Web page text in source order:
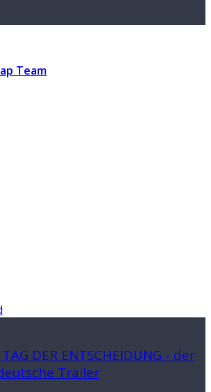
Team
TAG DER ENTSCHEIDUNG - der
Trailer